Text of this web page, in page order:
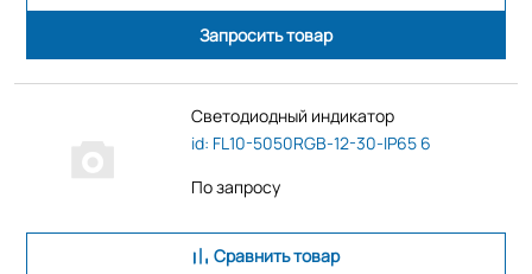
Запросить товар
Светодиодный индикатор
id: FL10-5050RGB-12-30-IP65 6
По запросу
Сравнить товар